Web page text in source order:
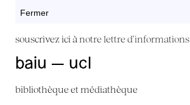
Fermer
souscrivez ici à notre lettre d'informations
baiu — ucl
bibliothèque et médiathèque